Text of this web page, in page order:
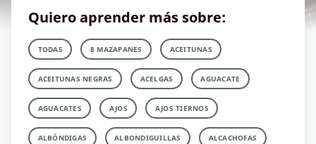
Quiero aprender más sobre:
TODAS 8 MAZAPANES ACEITUNAS
ACEITUNAS NEGRAS ACELGAS AGUACATE
AGUACATES AJOS AJOS TIERNOS
ALBÓNDIGAS ALBONDIGUILLAS ALCACHOFAS